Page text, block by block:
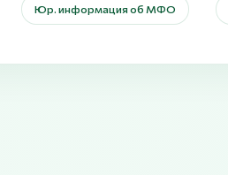
Юр. информация об МФО